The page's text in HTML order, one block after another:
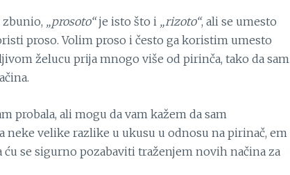
zbunio, „prosoto“je isto što i „rizoto“, ali se umesto
proso. Volim proso i često ga koristim umesto
želucu prija mnogo više od pirinča, tako da sam
probala, ali mogu da vam kažem da sam
neke velike razlike u ukusu u odnosu na pirinač, em
ću se sigurno pozabaviti traženjem novih načina za